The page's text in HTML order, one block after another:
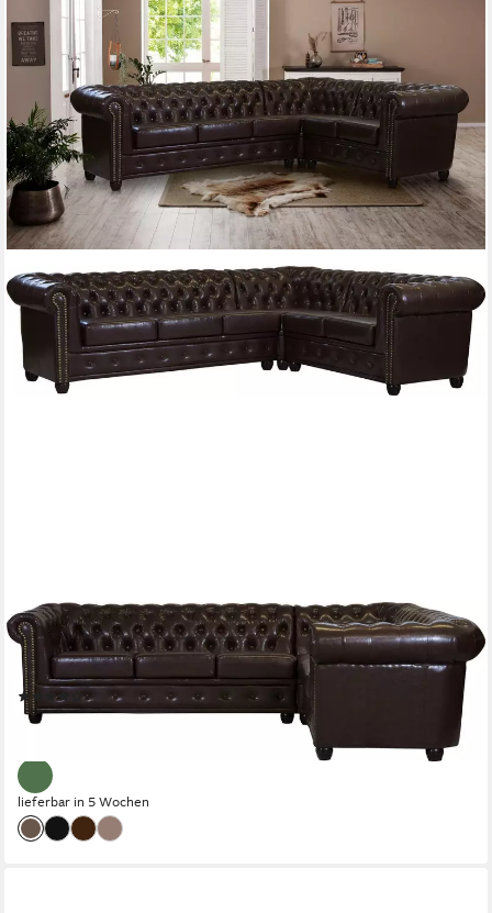
HOME AFFAIRE
Chesterfield-Sofa Rysum L-Form, Chesterfield-Optik, langer
Schenkel links oder rechts
(6)
1.939,99 € UVP2.599,99 €
lieferbar in 5 Wochen